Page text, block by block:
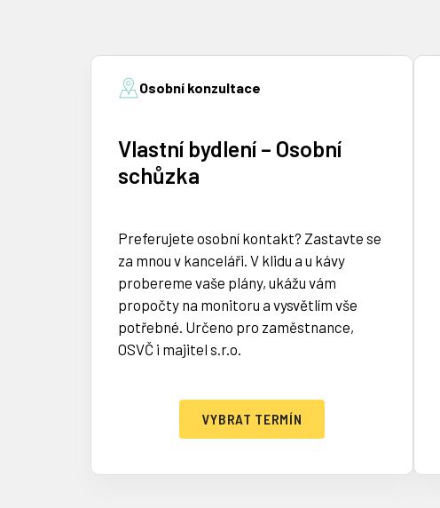
Osobní konzultace
Vlastní bydlení – Osobní
schůzka
Preferujete osobní kontakt? Zastavte se
za mnou v kanceláři. V klidu a u kávy
probereme vaše plány, ukážu vám
propočty na monitoru a vysvětlím vše
potřebné. Určeno pro zaměstnance,
OSVČ i majitel s.r.o.
VYBRAT TERMÍN